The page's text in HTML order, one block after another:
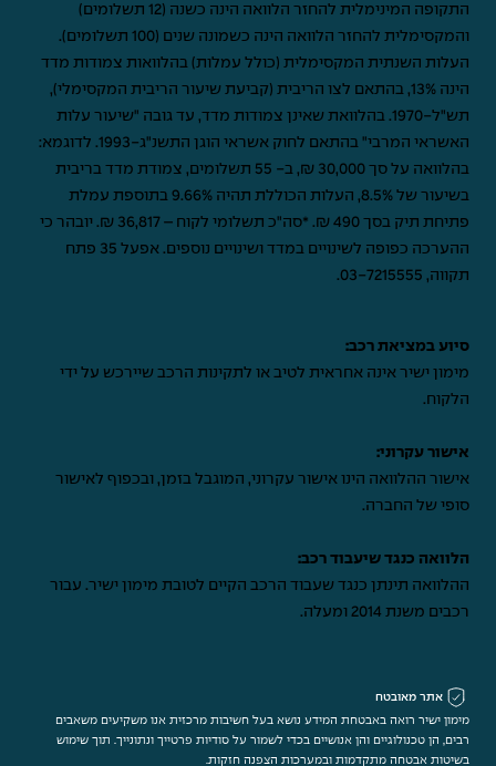
התקופה המינימלית להחזר הלוואה הינה כשנה (12 תשלומים)
והמקסימלית להחזר הלוואה הינה כשמונה שנים (100 תשלומים).
העלות השנתית המקסימלית (כולל עמלות) בהלוואות צמודות מדד
הינה 13%, בהתאם לצו הריבית (קביעת שיעור הריבית המקסימלי),
תש"ל-1970. בהלוואת שאינן צמודות מדד, עד גובה "שיעור עלות
האשראי המרבי" בהתאם לחוק אשראי הוגן התשנ"ג-1993. לדוגמא:
בהלוואה על סך 30,000 ₪, ב- 55 תשלומים, צמודת מדד בריבית
בשיעור של 8.5%, העלות הכוללת תהיה 9.66% בתוספת עמלת
פתיחת תיק בסך 490 ₪. *סה"כ תשלומי לקוח – 36,817 ₪. יובהר כי
ההערכה כפופה לשינויים במדד ושינויים נוספים. אפעל 35 פתח
תקווה, 03-7215555
.
סיוע במציאת רכב:
מימון ישיר אינה אחראית לטיב או לתקינות הרכב שיירכש על ידי
הלקוח.
אישור עקרוני:
אישור ההלוואה הינו אישור עקרוני, המוגבל בזמן, ובכפוף לאישור
סופי של החברה.
הלוואה כנגד שיעבוד רכב:
ההלוואה תינתן כנגד שעבוד הרכב הקיים לטובת מימון ישיר. עבור
רכבים משנת 2014 ומעלה.
אתר מאובטח
מימון ישיר רואה באבטחת המידע נושא בעל חשיבות מרכזית אנו משקיעים משאבים
רבים, הן טכנולוגיים והן אנושיים בכדי לשמור על סודיות פרטייך ונתונייך. תוך שימוש
בשיטות אבטחה מתקדמות ובמערכות הצפנה חזקות.